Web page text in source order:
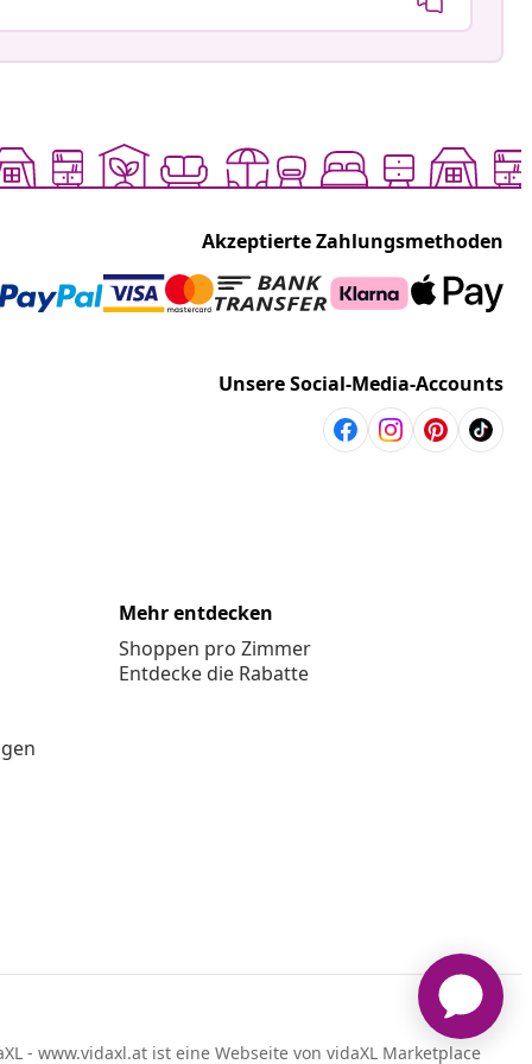
Akzeptierte Zahlungsmethoden
Unsere Social-Media-Accounts
Mehr entdecken
Shoppen pro Zimmer
Entdecke die Rabatte
- www.vidaxl.at ist eine Webseite von vidaXL Marketplace